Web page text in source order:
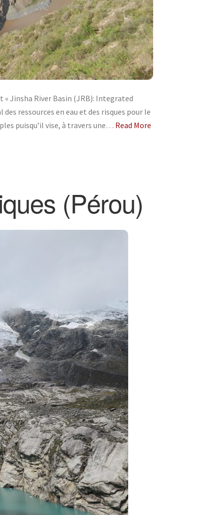
Jinsha River Basin (JRB): Integrated
ressources en eau et des risques pour le
puisqu’il vise, à travers une… Read More
(Pérou)